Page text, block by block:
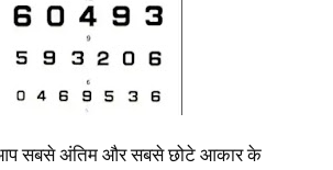
सबसे अंतिम और सबसे छोटे आकार के